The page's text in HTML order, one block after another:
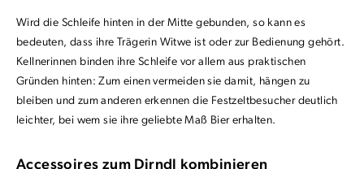
Wird die Schleife hinten in der Mitte gebunden, so kann es
bedeuten, dass ihre Trägerin Witwe ist oder zur Bedienung gehört.
Kellnerinnen binden ihre Schleife vor allem aus praktischen
Gründen hinten: Zum einen vermeiden sie damit, hängen zu
bleiben und zum anderen erkennen die Festzeltbesucher deutlich
leichter, bei wem sie ihre geliebte Maß Bier erhalten.
Accessoires zum Dirndl kombinieren